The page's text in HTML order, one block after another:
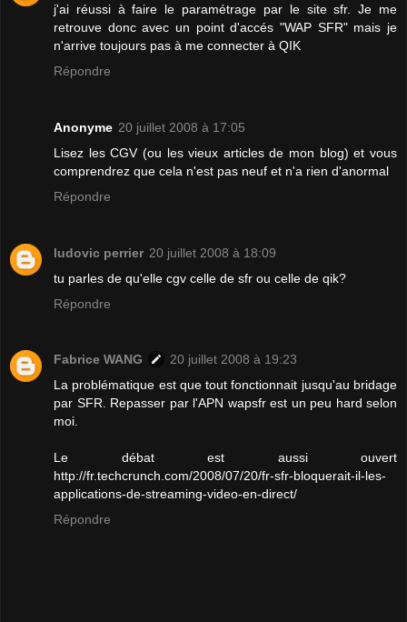
j'ai réussi à faire le paramétrage par le site sfr. Je me
retrouve donc avec un point d'accés "WAP SFR" mais je
n'arrive toujours pas à me connecter à QIK
Répondre
Anonyme 20 juillet 2008 à 17:05
Lisez les CGV (ou les vieux articles de mon blog) et vous
comprendrez que cela n'est pas neuf et n'a rien d'anormal
Répondre
ludovic perrier 20 juillet 2008 à 18:09
tu parles de qu'elle cgv celle de sfr ou celle de qik?
Répondre
Fabrice WANG
20 juillet 2008 à 19:23
La problématique est que tout fonctionnait jusqu'au bridage
par SFR. Repasser par l'APN wapsfr est un peu hard selon
moi.
Le débat est aussi ouvert
http://fr.techcrunch.com/2008/07/20/fr-sfr-bloquerait-il-les-
applications-de-streaming-video-en-direct/
Répondre